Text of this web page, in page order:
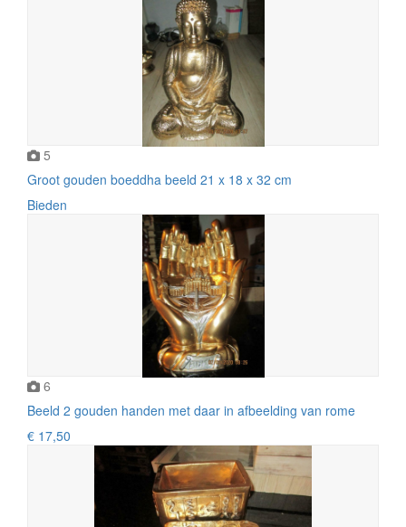
5
Groot gouden boeddha beeld 21 x 18 x 32 cm
Bieden
6
Beeld 2 gouden handen met daar in afbeelding van rome
€ 17,50